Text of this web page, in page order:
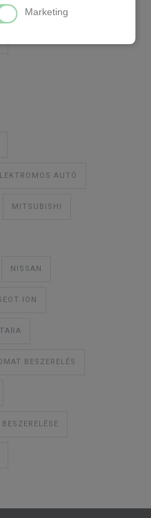
Marketing
BESZERELÉS
AUTÓ
MITSUBISHI
NISSAN
ION
BESZERELÉS